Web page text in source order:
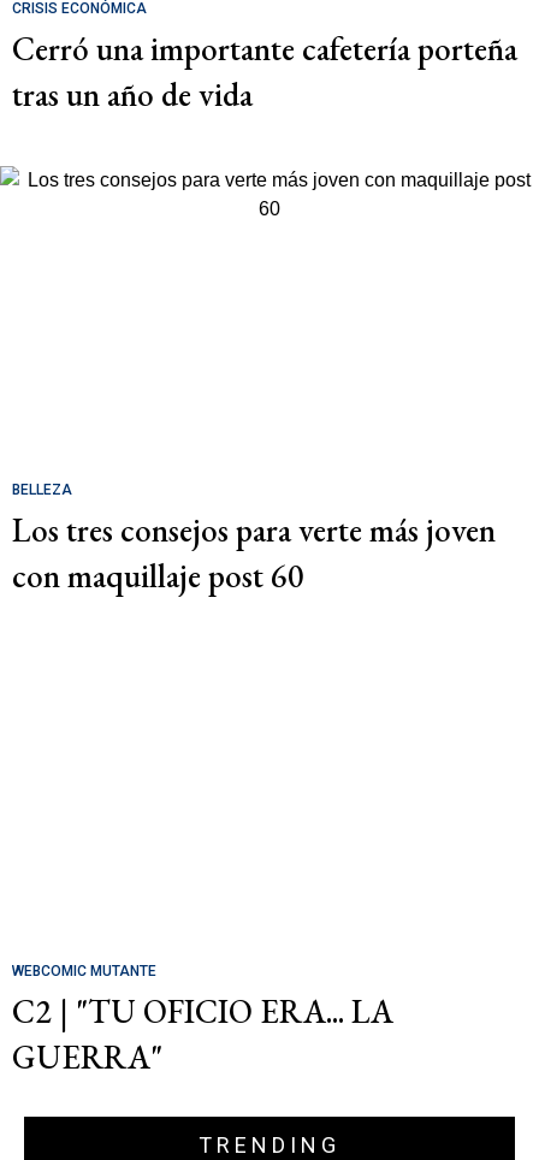
CRISIS ECONÓMICA
Cerró una importante cafetería porteña
tras un año de vida
BELLEZA
Los tres consejos para verte más joven
con maquillaje post 60
WEBCOMIC MUTANTE
C2 | "TU OFICIO ERA... LA
GUERRA"
TRENDING